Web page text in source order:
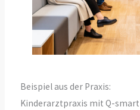
Beispiel aus der Praxis:
Kinderarztpraxis mit Q-smart